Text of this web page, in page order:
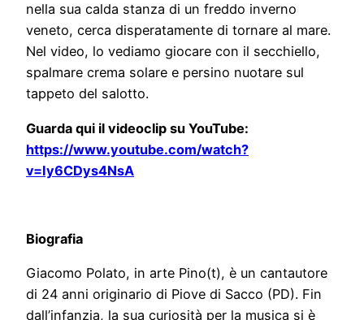
nella sua calda stanza di un freddo inverno
veneto, cerca disperatamente di tornare al mare.
Nel video, lo vediamo giocare con il secchiello,
spalmare crema solare e persino nuotare sul
tappeto del salotto.
Guarda qui il videoclip su YouTube:
https://www.youtube.com/watch?
v=Iy6CDys4NsA
Biografia
Giacomo Polato, in arte Pino(t), è un cantautore
di 24 anni originario di Piove di Sacco (PD). Fin
dall’infanzia, la sua curiosità per la musica si è